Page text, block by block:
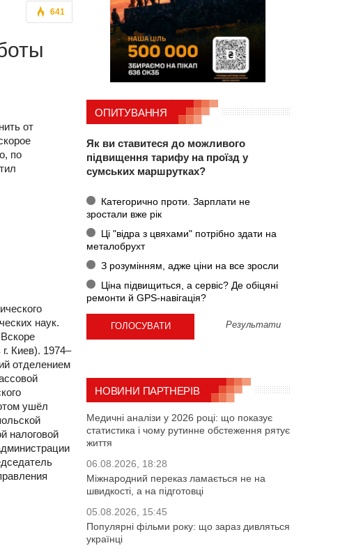
641
от
по
наук.
Киев). 1974–
отделением
ушёл
налоговой
ОПИТУВАННЯ
Як ви ставитеся до можливого
підвищення тарифу на проїзд у
сумських маршрутках?
Категорично проти. Зарплати не
зростали вже рік
Ці "відра з цвяхами" потрібно здати на
металобрухт
З розумінням, адже ціни на все зросли
Ціна підвищиться, а сервіс? Де обіцяні
ремонти й GPS-навігація?
Результати
НОВИНИ ПАРТНЕРІВ
Медичні аналізи у 2026 році: що показує
статистика і чому рутинне обстеження рятує
життя
06.08.2026, 18:28
Міжнародний переказ ламається не на
швидкості, а на підготовці
05.08.2026, 15:45
Популярні фільми року: що зараз дивляться
українці